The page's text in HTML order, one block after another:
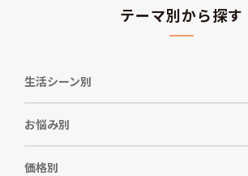
テーマ別から探す
生活シーン別
お悩み別
価格別